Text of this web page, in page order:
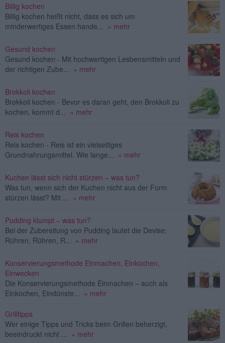
Billig kochen
Billig kochen heißt nicht, dass es sich um
minderwertiges Essen hande...
» mehr
Gesund kochen
Gesund kochen - Mit hochwertigen Lesbensmitteln und
der richtigen Zube...
» mehr
Brokkoli kochen
Brokkoli kochen - Bevor es daran geht, den Brokkoli zu
kochen, kommt d...
» mehr
Reis kochen
Reis kochen - Reis ist ein vielseitiges
Grundnahrungsmittel. Wie lange...
» mehr
Kuchen lässt sich nicht stürzen – was tun?
Was tun, wenn sich der Kuchen nicht aus der Form
stürzen lässt? Mit ...
» mehr
Pudding klumpt – was tun?
Bei der Zubereitung von Pudding lautet die Devise:
Rühren, Rühren, R...
» mehr
Konservierungsmethode Einmachen, Einkochen,
Einwecken
Die Konservierungsmethode Einmachen – auch als
Einkochen, Eindünste...
» mehr
Grilltipps
Wer einige Tipps und Tricks beim Grillen beherzigt,
beeindruckt nicht ...
» mehr